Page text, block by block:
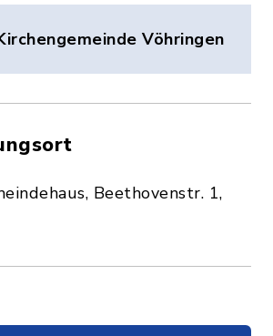
Vöhringen
Beethovenstr. 1,